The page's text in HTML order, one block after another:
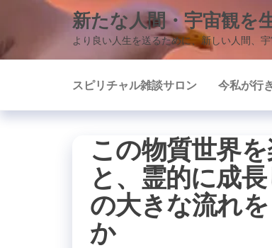
テ
に
新たな人間・宇宙観を
より良い人生を送るために、新しい人間、
スピリチャル雑談サロン 今私が行
この物質世界
と、霊的に成
の大きな流れ
か